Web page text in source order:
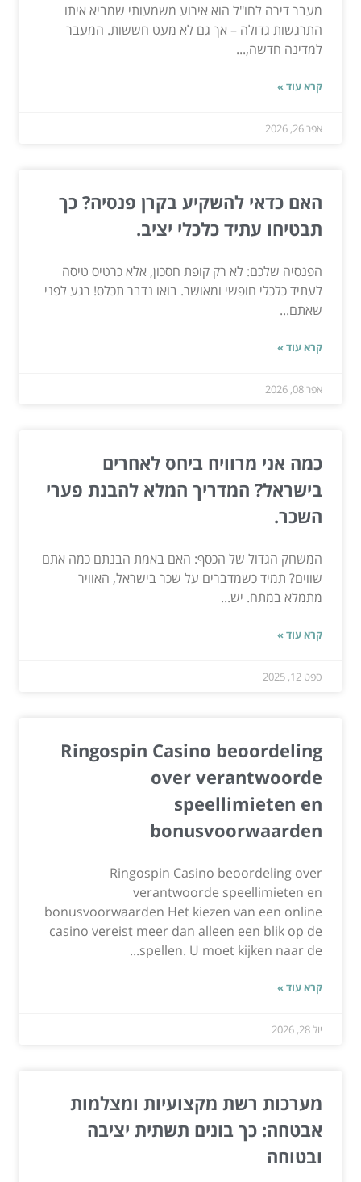
מעבר דירה לחו"ל הוא אירוע משמעותי שמביא איתו
התרגשות גדולה – אך גם לא מעט חששות. המעבר
למדינה חדשה,...
קרא עוד »
אפר 26, 2026
האם כדאי להשקיע בקרן פנסיה? כך
תבטיחו עתיד כלכלי יציב.
הפנסיה שלכם: לא רק קופת חסכון, אלא כרטיס טיסה
לעתיד כלכלי חופשי ומאושר. בואו נדבר תכלס! רגע לפני
שאתם...
קרא עוד »
אפר 08, 2026
כמה אני מרוויח ביחס לאחרים
בישראל? המדריך המלא להבנת פערי
השכר.
המשחק הגדול של הכסף: האם באמת הבנתם כמה אתם
שווים? תמיד כשמדברים על שכר בישראל, האוויר
מתמלא במתח. יש...
קרא עוד »
ספט 12, 2025
Ringospin Casino beoordeling
over verantwoorde
speellimieten en
bonusvoorwaarden
Ringospin Casino beoordeling over
verantwoorde speellimieten en
bonusvoorwaarden Het kiezen van een online
casino vereist meer dan alleen een blik op de
spellen. U moet kijken naar de...
קרא עוד »
יול 28, 2026
מערכות רשת מקצועיות ומצלמות
אבטחה: כך בונים תשתית יציבה
ובטוחה